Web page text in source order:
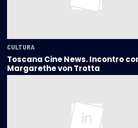
CULTURA
Toscana Cine News. Incontro
Margarethe von Trotta